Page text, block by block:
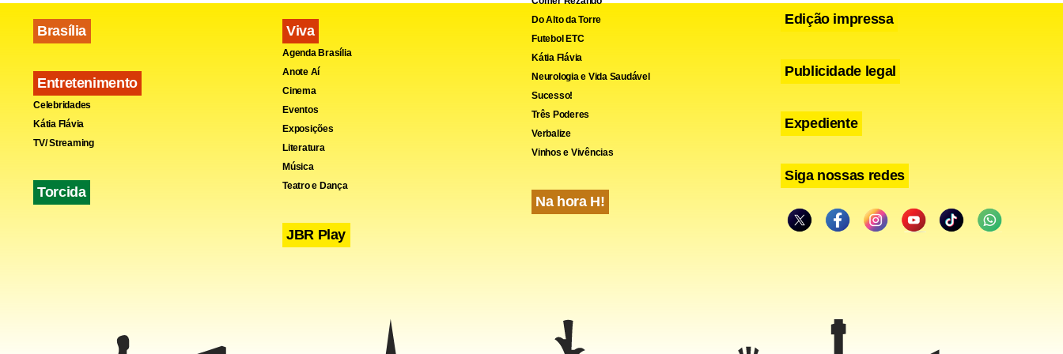
Brasília
Entretenimento
Celebridades
Kátia Flávia
TV/ Streaming
Torcida
Viva
Agenda Brasília
Anote Aí
Cinema
Eventos
Exposições
Literatura
Música
Teatro e Dança
JBR Play
Do Alto da Torre
Futebol ETC
Kátia Flávia
Neurologia e Vida Saudável
Sucesso!
Três Poderes
Verbalize
Vinhos e Vivências
Na hora H!
Edição impressa
Publicidade legal
Expediente
Siga nossas redes